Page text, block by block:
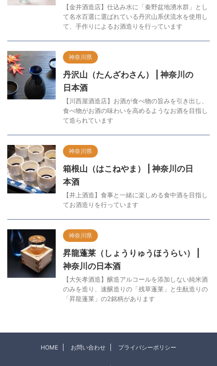
【金井酒造店】仕込み水に「秦野盆地湧水群」とし
て名水百選に選ばれている丹沢山系伏流水を使用し
て、手作りによるお酒造りを行っています
神奈川県
丹沢山（たんざわさん） | 神奈川の
日本酒
【川西屋酒造店】お酒が食べ物の旨みを引き出し、
食べ物がお酒の味わいを高めるようなお酒を目指し
て造られています
神奈川県
箱根山（はこねやま） | 神奈川の日
本酒
【井上酒造】食事と一緒に楽しめる食中酒を目指し
てお酒造りを行っています
神奈川県
昇龍蓬莱（しょうりゅうほうらい） |
神奈川の日本酒
【大矢孝酒造】醸造アルコールを添加しない純米酒
のみを造り、速醸造りの「残草蓬莱」と生酛造りの
「昇龍蓬莱」の2銘柄があります
HOME お問い合わせ プライバシーポリシー